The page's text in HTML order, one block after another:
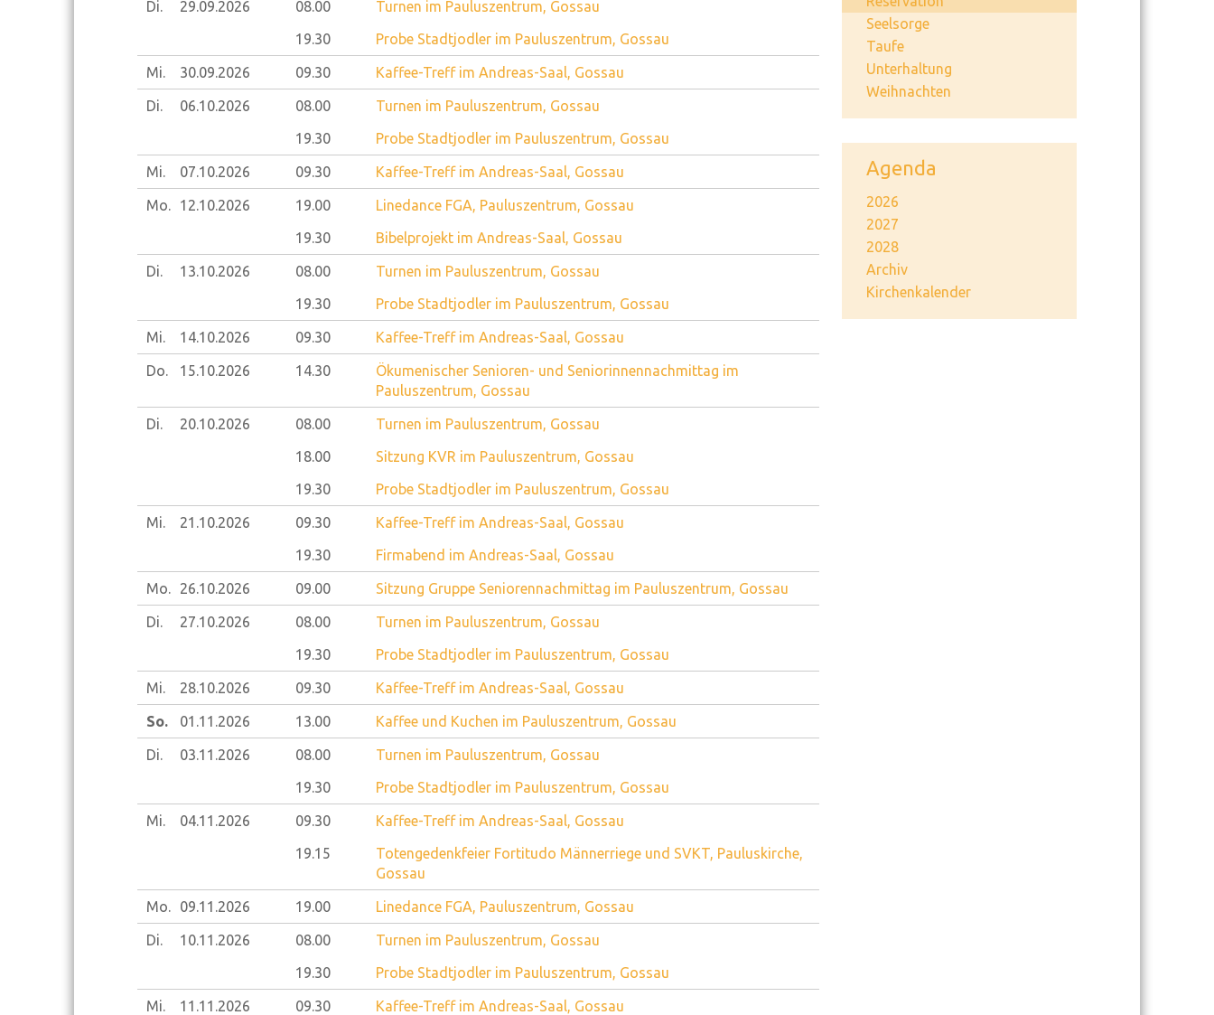
Seelsorge
Taufe
Unterhaltung
Weihnachten
Agenda
2026
2027
2028
Archiv
Kirchenkalender
Di. 29.09.2026 08.00
Turnen im Pauluszentrum, Gossau
19.30
Probe Stadtjodler im Pauluszentrum, Gossau
Mi. 30.09.2026 09.30 Kaffee-Treff im Andreas-Saal, Gossau
Di. 06.10.2026 08.00
Turnen im Pauluszentrum, Gossau
19.30
Probe Stadtjodler im Pauluszentrum, Gossau
Mi. 07.10.2026 09.30 Kaffee-Treff im Andreas-Saal, Gossau
Mo. 12.10.2026 19.00
Linedance FGA, Pauluszentrum, Gossau
19.30
Bibelprojekt im Andreas-Saal, Gossau
Di. 13.10.2026 08.00
Turnen im Pauluszentrum, Gossau
19.30
Probe Stadtjodler im Pauluszentrum, Gossau
Mi. 14.10.2026 09.30 Kaffee-Treff im Andreas-Saal, Gossau
Do. 15.10.2026 14.30
Ökumenischer Senioren- und Seniorinnennachmittag im
Pauluszentrum, Gossau
Di. 20.10.2026 08.00
Turnen im Pauluszentrum, Gossau
18.00
Sitzung KVR im Pauluszentrum, Gossau
19.30
Probe Stadtjodler im Pauluszentrum, Gossau
Mi. 21.10.2026 09.30
Kaffee-Treff im Andreas-Saal, Gossau
19.30
Firmabend im Andreas-Saal, Gossau
Mo. 26.10.2026 09.00 Sitzung Gruppe Seniorennachmittag im Pauluszentrum, Gossau
Di. 27.10.2026 08.00
Turnen im Pauluszentrum, Gossau
19.30
Probe Stadtjodler im Pauluszentrum, Gossau
Mi. 28.10.2026 09.30 Kaffee-Treff im Andreas-Saal, Gossau
So. 01.11.2026 13.00 Kaffee und Kuchen im Pauluszentrum, Gossau
Di. 03.11.2026 08.00
Turnen im Pauluszentrum, Gossau
19.30
Probe Stadtjodler im Pauluszentrum, Gossau
Mi. 04.11.2026 09.30
Kaffee-Treff im Andreas-Saal, Gossau
19.15
Totengedenkfeier Fortitudo Männerriege und SVKT, Pauluskirche,
Gossau
Mo. 09.11.2026 19.00 Linedance FGA, Pauluszentrum, Gossau
Di. 10.11.2026 08.00
Turnen im Pauluszentrum, Gossau
19.30
Probe Stadtjodler im Pauluszentrum, Gossau
Mi. 11.11.2026 09.30 Kaffee-Treff im Andreas-Saal, Gossau